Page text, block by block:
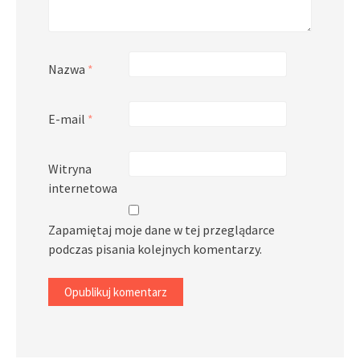
Nazwa *
E-mail *
Witryna
internetowa
Zapamiętaj moje dane w tej przeglądarce
podczas pisania kolejnych komentarzy.